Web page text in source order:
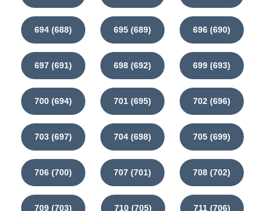
694 (688) 695 (689) 696 (690)
697 (691) 698 (692) 699 (693)
700 (694) 701 (695) 702 (696)
703 (697) 704 (698) 705 (699)
706 (700) 707 (701) 708 (702)
709 (703) 710 (705) 711 (706)